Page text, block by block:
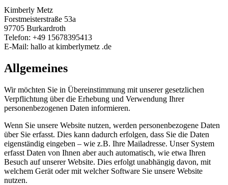
Kimberly Metz
Forstmeisterstraße 53a
97705 Burkardroth
Telefon: +49 15678395413
E-Mail: hallo at kimberlymetz .de
Allgemeines
Wir möchten Sie in Übereinstimmung mit unserer gesetzlichen
Verpflichtung über die Erhebung und Verwendung Ihrer
personenbezogenen Daten informieren.
Wenn Sie unsere Website nutzen, werden personenbezogene Daten
über Sie erfasst. Dies kann dadurch erfolgen, dass Sie die Daten
eigenständig eingeben – wie z.B. Ihre Mailadresse. Unser System
erfasst Daten von Ihnen aber auch automatisch, wie etwa Ihren
Besuch auf unserer Website. Dies erfolgt unabhängig davon, mit
welchem Gerät oder mit welcher Software Sie unsere Website
nutzen.